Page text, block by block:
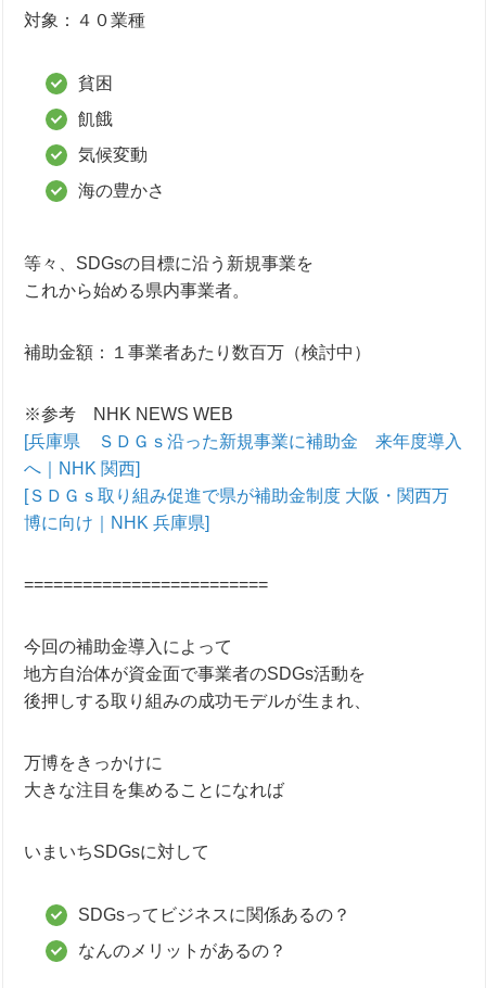
対象：４０業種
貧困
飢餓
気候変動
海の豊かさ
等々、SDGsの目標に沿う新規事業を
これから始める県内事業者。
補助金額：１事業者あたり数百万（検討中）
※参考 NHK NEWS WEB
[兵庫県 ＳＤＧｓ沿った新規事業に補助金 来年度導入
へ｜NHK 関西]
[ＳＤＧｓ取り組み促進で県が補助金制度 大阪・関西万
博に向け｜NHK 兵庫県]
=========================
今回の補助金導入によって
地方自治体が資金面で事業者のSDGs活動を
後押しする取り組みの成功モデルが生まれ、
万博をきっかけに
大きな注目を集めることになれば
いまいちSDGsに対して
SDGsってビジネスに関係あるの？
なんのメリットがあるの？